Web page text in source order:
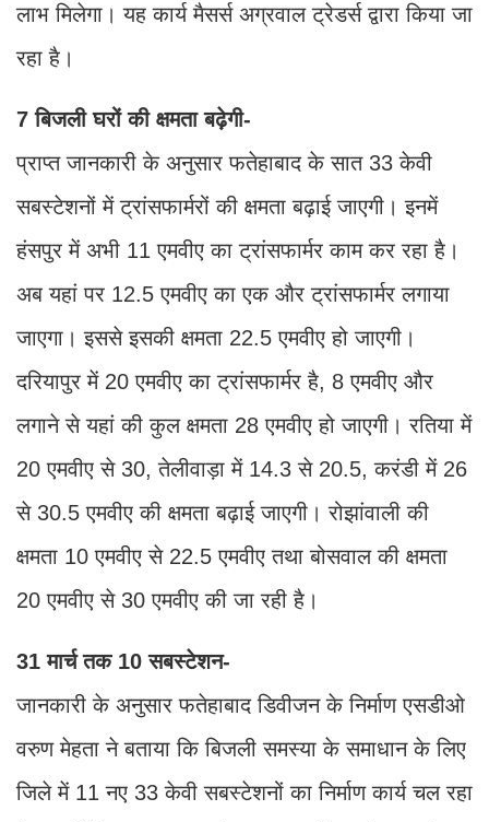
लाभ मिलेगा। यह कार्य मैसर्स अग्रवाल ट्रेडर्स द्वारा किया जा
रहा है।
7 बिजली घरों की क्षमता बढ़ेगी-
प्राप्त जानकारी के अनुसार फतेहाबाद के सात 33 केवी
सबस्टेशनों में ट्रांसफार्मरों की क्षमता बढ़ाई जाएगी। इनमें
हंसपुर में अभी 11 एमवीए का ट्रांसफार्मर काम कर रहा है।
अब यहां पर 12.5 एमवीए का एक और ट्रांसफार्मर लगाया
जाएगा। इससे इसकी क्षमता 22.5 एमवीए हो जाएगी।
दरियापुर में 20 एमवीए का ट्रांसफार्मर है, 8 एमवीए और
लगाने से यहां की कुल क्षमता 28 एमवीए हो जाएगी। रतिया में
20 एमवीए से 30, तेलीवाड़ा में 14.3 से 20.5, करंडी में 26
से 30.5 एमवीए की क्षमता बढ़ाई जाएगी। रोझांवाली की
क्षमता 10 एमवीए से 22.5 एमवीए तथा बोसवाल की क्षमता
20 एमवीए से 30 एमवीए की जा रही है।
31 मार्च तक 10 सबस्टेशन-
जानकारी के अनुसार फतेहाबाद डिवीजन के निर्माण एसडीओ
वरुण मेहता ने बताया कि बिजली समस्या के समाधान के लिए
जिले में 11 नए 33 केवी सबस्टेशनों का निर्माण कार्य चल रहा